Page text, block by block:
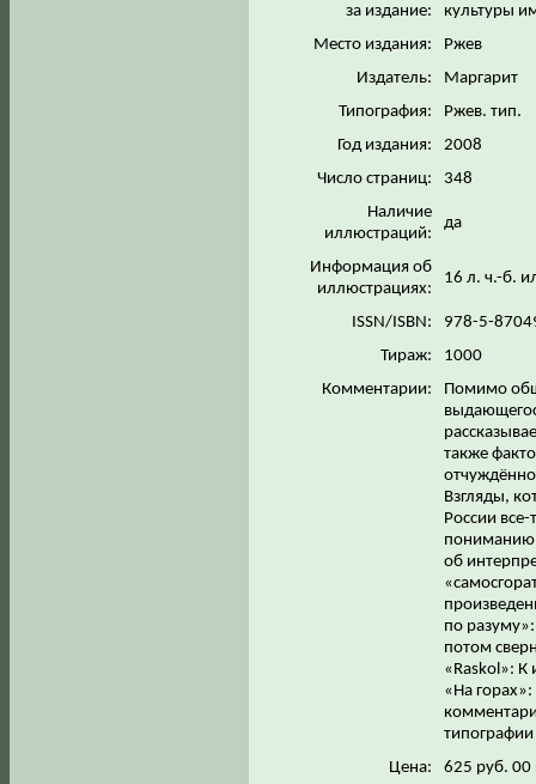
за издание:
культуры
Место издания:
Ржев
Издатель:
Маргарит
Типография:
Ржев. тип.
Год издания:
2008
Число страниц:
348
Наличие
иллюстраций:
да
Информация об
иллюстрациях:
16 л. ч.-б.
ISSN/ISBN:
978-5-
Тираж:
1000
Комментарии:
Помимо
также
Взгляды,
России
пониманию
об
по
потом
«Raskol»: К
«На
Цена:
625 руб. 00